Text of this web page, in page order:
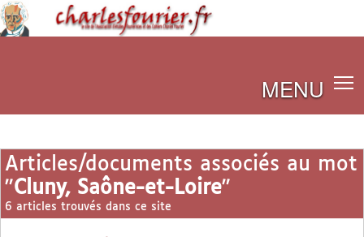
MENU
Articles/documents associés au mot
"Cluny, Saône-et-Loire"
6 articles trouvés dans ce site